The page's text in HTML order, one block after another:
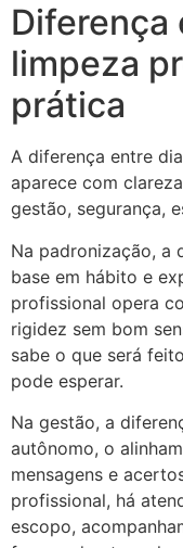
Diferença
limpeza
prática
A diferença entre
aparece com
gestão, segurança,
Na padronização, a
base em hábito e
profissional opera
rigidez sem bom
sabe o que será
pode esperar.
Na gestão, a
autônomo, o
mensagens e
profissional, há
escopo,